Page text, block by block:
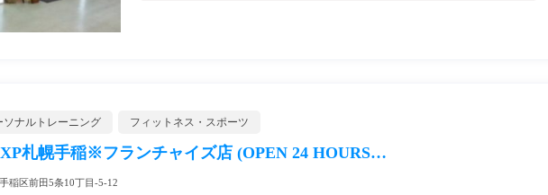
ソナルトレーニング フィットネス・スポーツ
札幌手稲※フランチャイズ店 (OPEN 24 HOURS…
稲区前田5条10丁目-5-12